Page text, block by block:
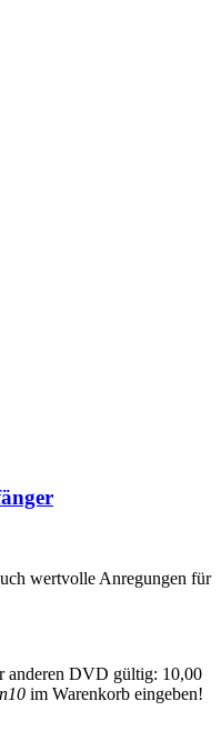
wertvolle Anregungen für
anderen DVD gültig: 10,00
im Warenkorb eingeben!